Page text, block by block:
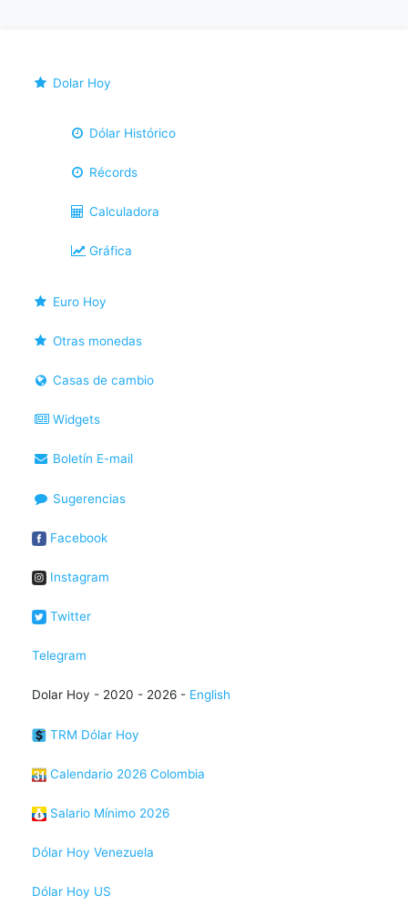
Dolar Hoy
Dólar Histórico
Récords
Calculadora
Gráfica
Euro Hoy
Otras monedas
Casas de cambio
Widgets
Boletín E-mail
Sugerencias
Facebook
Instagram
Twitter
Telegram
Dolar Hoy - 2020 - 2026 - English
TRM Dólar Hoy
Calendario 2026 Colombia
Salario Mínimo 2026
Dólar Hoy Venezuela
Dólar Hoy US